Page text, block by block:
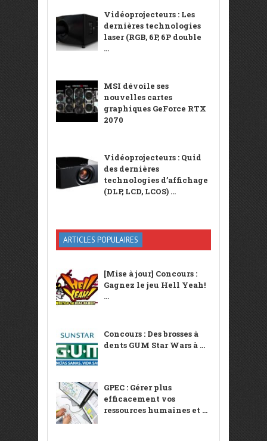
Vidéoprojecteurs : Les
dernières technologies
laser (RGB, 6P, 6P double
...
MSI dévoile ses
nouvelles cartes
graphiques GeForce RTX
2070
Vidéoprojecteurs : Quid
des dernières
technologies d’affichage
(DLP, LCD, LCOS) ...
ARTICLES POPULAIRES
[Mise à jour] Concours :
Gagnez le jeu Hell Yeah!
...
Concours : Des brosses à
dents GUM Star Wars à ...
GPEC : Gérer plus
efficacement vos
ressources humaines et ...